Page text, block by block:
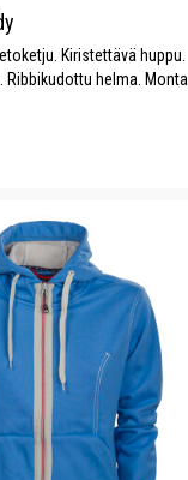
Kiristettävä huppu.
Ribbikudottu helma. Monta